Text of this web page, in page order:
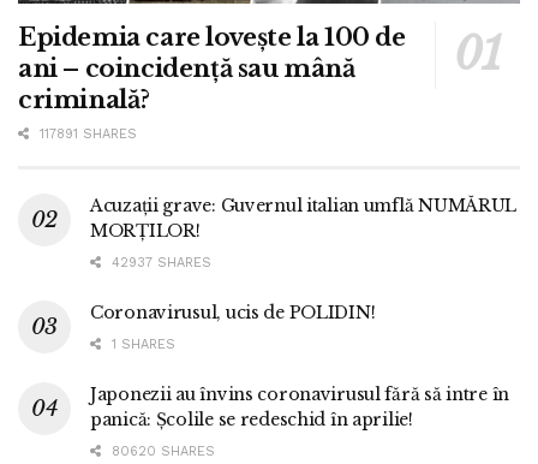
Epidemia care lovește la 100 de
ani – coincidență sau mână
criminală?
117891 SHARES
Acuzații grave: Guvernul italian umflă NUMĂRUL
MORȚILOR!
42937 SHARES
Coronavirusul, ucis de POLIDIN!
1 SHARES
Japonezii au învins coronavirusul fără să intre în
panică: Școlile se redeschid în aprilie!
80620 SHARES